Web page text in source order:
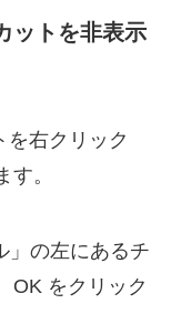
ットを非表示
を右クリック
。
」の左にあるチ
OK をクリック